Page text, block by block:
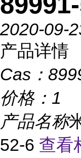
2020-09-
产品详情
Cas：
价格： 1
产品名称
52-6 查看